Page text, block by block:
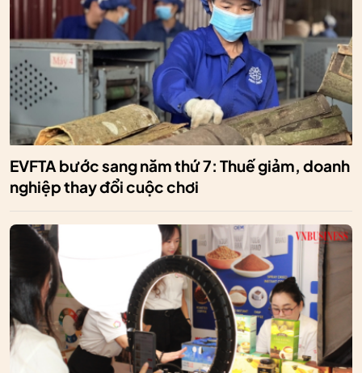
EVFTA bước sang năm thứ 7: Thuế giảm, doanh
nghiệp thay đổi cuộc chơi